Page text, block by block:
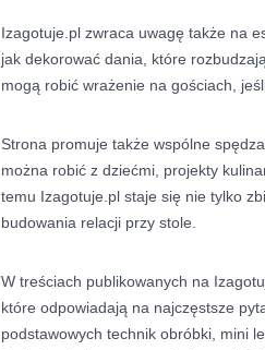
Izagotuje.pl zwraca uwagę także na
jak dekorować dania, które
mogą robić wrażenie na gościach,
Strona promuje także wspólne
można robić z dziećmi, projekty
temu Izagotuje.pl staje się nie tylko
budowania relacji przy stole.
W treściach publikowanych na
które odpowiadają na najczęstsze
podstawowych technik obróbki, mini